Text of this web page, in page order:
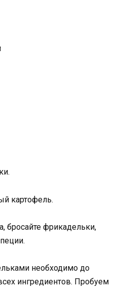
картофель.
бросайте фрикадельки,
необходимо до
ингредиентов. Пробуем